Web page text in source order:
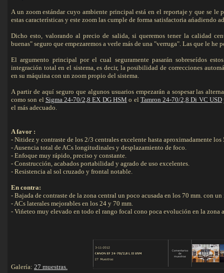
A un zoom estándar cuyo ambiente principal está en el reportaje y que se le
estas características y este zoom las cumple de forma satisfactoria ańadiendo
Dicho esto, valorando al precio de salida, si queremos tener la calidad
buenas" seguro que empezaremos a verle más de una "verruga". Las que le
El argumento principal por el cual seguramente pasarán sobreseídos
integración total en el sistema, es decir, la posibilidad de correcciones
en su máquina con un zoom propio del sistema.
A partir de aquí seguro que algunos usuarios empezarán a sospesar las
como son el Sigma 24-70/2,8 EX DG HSM o el Tamron 24-70/2,8 Di VC USD
el más adecuado.
A favor :
- Nitidez y contraste de los 2/3 centrales excelente hasta aproximadamente los
- Ausencia total de ACs longitudinales y desplazamiento de foco.
- Enfoque muy rápido, preciso y constante.
- Construcción, acabados portabilidad y agrado de uso excelentes.
- Resistencia al sol cruzado y frontal notable.
En contra:
- Bajada de contraste de la zona central un poco acusada en los 70 mm. con
- ACs laterales mejorables en los 24 y 70 mm.
- Vińeteo muy elevado en todo el rango focal cono poca evolución en la zona
Galería: 27 muestras.